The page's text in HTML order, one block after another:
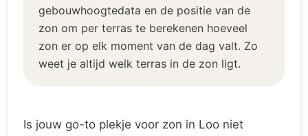
gebouwhoogtedata en de positie van de
zon om per terras te berekenen hoeveel
zon er op elk moment van de dag valt. Zo
weet je altijd welk terras in de zon ligt.
Is jouw go-to plekje voor zon in Loo niet